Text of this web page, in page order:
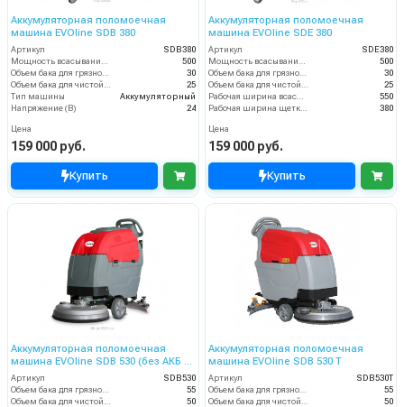
Аккумуляторная поломоечная
машина EVOline SDB 380
Артикул
SDB380
500
30
25
Тип машины
Аккумуляторный
Напряжение (В)
24
Цена
159 000 руб.
Купить
Аккумуляторная поломоечная
машина EVOline SDE 380
Артикул
SDE380
500
30
25
550
380
Цена
159 000 руб.
Купить
Аккумуляторная поломоечная
машина EVOline SDB 530 (без АКБ и
ЗУ)
Артикул
SDB530
55
50
Аккумуляторная поломоечная
машина EVOline SDB 530 Т
Артикул
SDB530T
55
50